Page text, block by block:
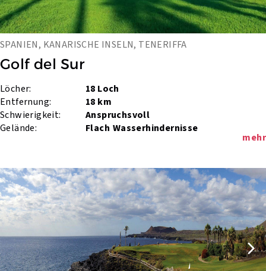
SPANIEN, KANARISCHE INSELN, TENERIFFA
Golf del Sur
Löcher:
18 Loch
Entfernung:
18 km
Schwierigkeit:
Anspruchsvoll
Gelände:
Flach Wasserhindernisse
mehr